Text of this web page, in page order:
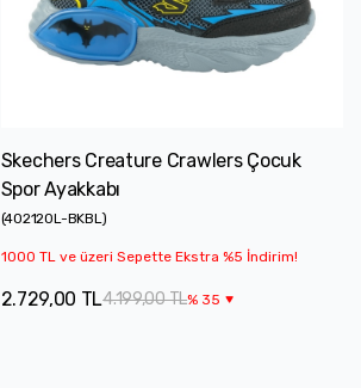
Skechers Creature Crawlers Çocuk
Spor Ayakkabı
(402120L-BKBL)
1000 TL ve üzeri Sepette Ekstra %5 İndirim!
4.199,00 TL% 35
2.729,00 TL